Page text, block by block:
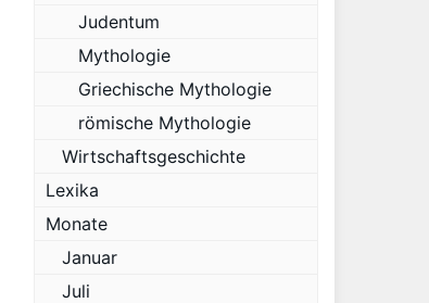
Judentum
Mythologie
Griechische Mythologie
römische Mythologie
Wirtschaftsgeschichte
Lexika
Monate
Januar
Juli